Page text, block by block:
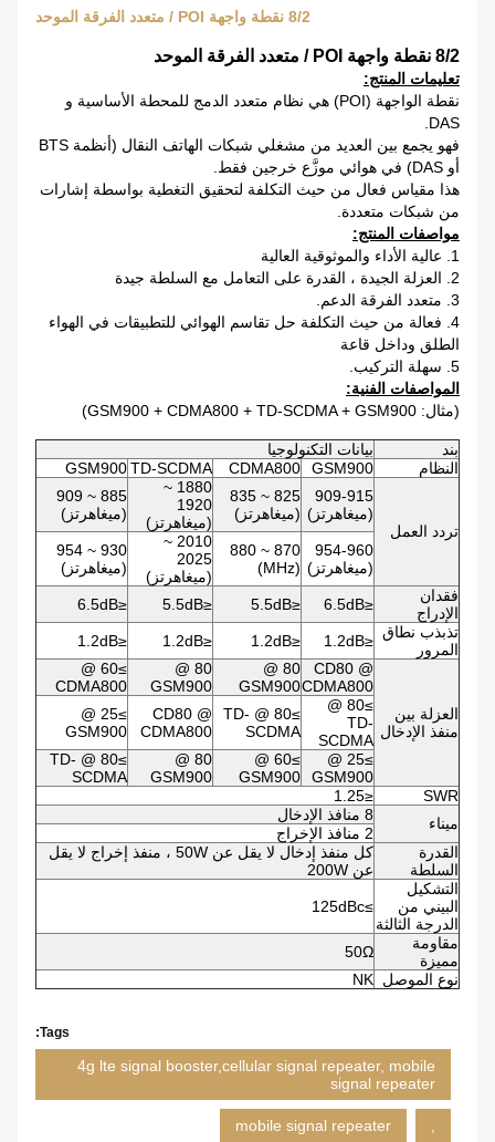
8/2 نقطة واجهة POI / متعدد الفرقة الموحد
8/2 نقطة واجهة POI / متعدد الفرقة الموحد
تعليمات المنتج:
نقطة الواجهة (POI) هي نظام متعدد الدمج للمحطة الأساسية و
DAS.
فهو يجمع بين العديد من مشغلي شبكات الهاتف النقال (أنظمة BTS
أو DAS) في هوائي موزَّع خرجين فقط.
هذا مقياس فعال من حيث التكلفة لتحقيق التغطية بواسطة إشارات
من شبكات متعددة.
مواصفات المنتج:
1. عالية الأداء والموثوقية العالية
2. العزلة الجيدة ، القدرة على التعامل مع السلطة جيدة
3. متعدد الفرقة الدعم.
4. فعالة من حيث التكلفة حل تقاسم الهوائي للتطبيقات في الهواء
الطلق وداخل قاعة
5. سهلة التركيب.
المواصفات الفنية:
(مثال: GSM900 + CDMA800 + TD-SCDMA + GSM900)
بند
بيانات التكنولوجيا
النظام
GSM900
CDMA800
TD-SCDMA
GSM900
تردد العمل
909-915
(ميغاهرتز)
825 ~ 835
(ميغاهرتز)
1880 ~
1920
(ميغاهرتز)
885 ~ 909
(ميغاهرتز)
954-960
(ميغاهرتز)
870 ~ 880
(MHz)
2010 ~
2025
(ميغاهرتز)
930 ~ 954
(ميغاهرتز)
فقدان
الإدراج
≤6.5dB
≤5.5dB
≤5.5dB
≤6.5dB
تذبذب نطاق
المرور
≤1.2dB
≤1.2dB
≤1.2dB
≤1.2dB
العزلة بين
منفذ الإدخال
CD80 @
CDMA800
80 @
GSM900
80 @
GSM900
≥60 @
CDMA800
≥80 @
TD-
SCDMA
≥80 @ TD-
SCDMA
CD80 @
CDMA800
≥25 @
GSM900
≥25 @
GSM900
≥60 @
GSM900
80 @
GSM900
≥80 @ TD-
SCDMA
SWR
≤1.25
ميناء
8 منافذ الإدخال
2 منافذ الإخراج
القدرة
السلطة
كل منفذ إدخال لا يقل عن 50W ، منفذ إخراج لا يقل
عن 200W
التشكيل
البيني من
الدرجة الثالثة
≥125dBc
مقاومة
مميزة
50Ω
نوع الموصل NK
Tags:
4g lte signal booster,cellular signal repeater, mobile
signal repeater
,
mobile signal repeater